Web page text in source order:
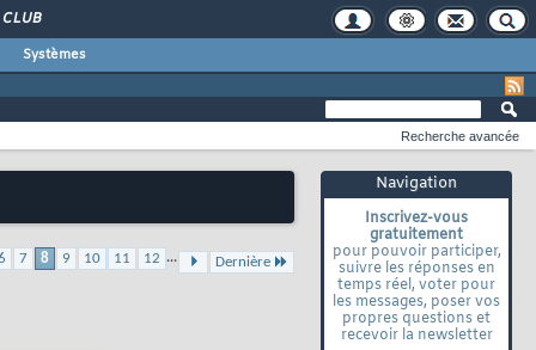
CLUB
Systèmes
Navigation
Inscrivez-vous
gratuitement
pour pouvoir participer,
suivre les réponses en
temps réel, voter pour
les messages, poser vos
propres questions et
recevoir la newsletter
Recherche avancée
7 8 9 10 11 12 ... Dernière